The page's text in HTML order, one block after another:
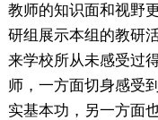
教师的知识面和视野
研组展示本组的教研
来学校所从未感受过
师，一方面切身感受
实基本功，另一方面